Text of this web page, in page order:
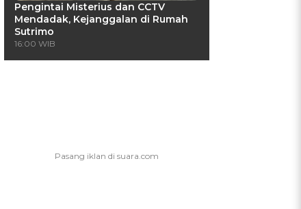
Pengintai Misterius dan CCTV
Mendadak, Kejanggalan di Rumah
Sutrimo
16:00 WIB